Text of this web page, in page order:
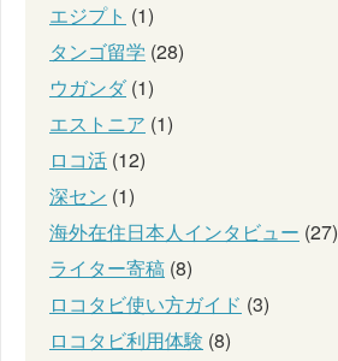
エジプト (1)
タンゴ留学 (28)
ウガンダ(1)
エストニア (1)
ロコ活 (12)
深セン (1)
海外在住日本人インタビュー (27)
ライター寄稿 (8)
ロコタビ使い方ガイド (3)
ロコタビ利用体験 (8)